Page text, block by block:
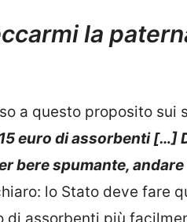
la
a questo proposito sui
euro di assorbenti […]
bere spumante,
lo Stato deve fare